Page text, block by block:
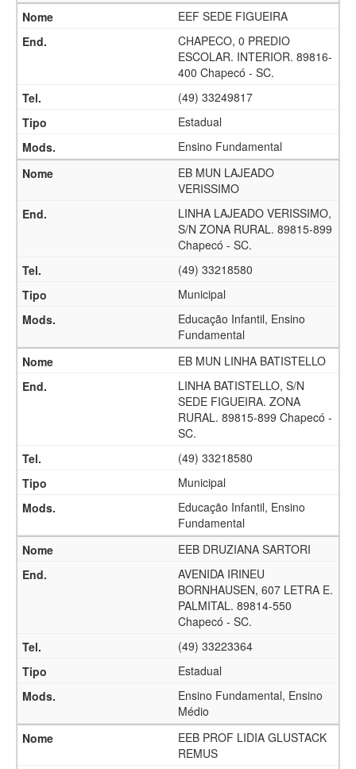
EEF SEDE FIGUEIRA
CHAPECO, 0 PREDIO
ESCOLAR. INTERIOR. 89816-
400 Chapecó - SC.
(49) 33249817
Estadual
Ensino Fundamental
EB MUN LAJEADO
VERISSIMO
LINHA LAJEADO VERISSIMO,
S/N ZONA RURAL. 89815-899
Chapecó - SC.
(49) 33218580
Municipal
Educação Infantil, Ensino
Fundamental
EB MUN LINHA BATISTELLO
LINHA BATISTELLO, S/N
SEDE FIGUEIRA. ZONA
RURAL. 89815-899 Chapecó -
SC.
(49) 33218580
Municipal
Educação Infantil, Ensino
Fundamental
EEB DRUZIANA SARTORI
AVENIDA IRINEU
BORNHAUSEN, 607 LETRA E.
PALMITAL. 89814-550
Chapecó - SC.
(49) 33223364
Estadual
Ensino Fundamental, Ensino
Médio
EEB PROF LIDIA GLUSTACK
REMUS